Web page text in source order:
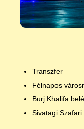
Transzfer
Félnapos
Burj Khalifa
Sivatagi Szafari